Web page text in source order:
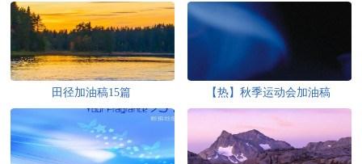
田径加油稿15篇 【热】秋季运动会加油稿